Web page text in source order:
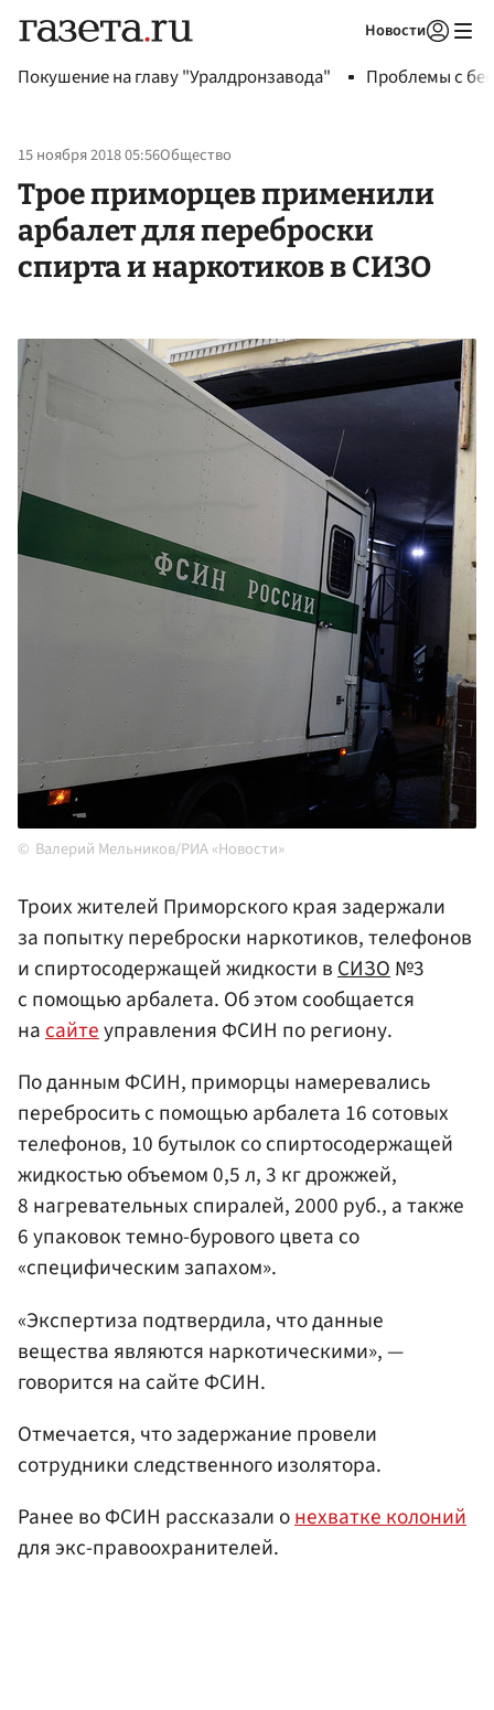
Новости
Покушение на главу "Уралдронзавода" Проблемы с
15 ноября 2018 05:56Общество
Трое приморцев применили
арбалет для переброски
спирта и наркотиков в СИЗО
Валерий Мельников/РИА «Новости»
Троих жителей Приморского края задержали
за попытку переброски наркотиков, телефонов
и спиртосодержащей жидкости вСИЗО№3
с помощью арбалета. Об этом сообщается
насайтеуправления ФСИН по региону.
По данным ФСИН, приморцы намеревались
перебросить с помощью арбалета 16 сотовых
телефонов, 10 бутылок со спиртосодержащей
жидкостью объемом 0,5 л, 3 кг дрожжей,
8 нагревательных спиралей, 2000 руб., а также
6 упаковок темно-бурового цвета со
«специфическим запахом».
«Экспертиза подтвердила, что данные
вещества являются наркотическими», —
говорится на сайте ФСИН.
Отмечается, что задержание провели
сотрудники следственного изолятора.
Ранее во ФСИН рассказали онехватке колоний
для экс-правоохранителей.